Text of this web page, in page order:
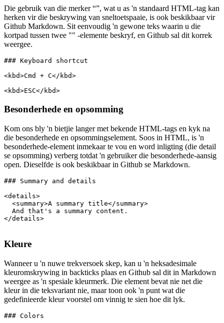
Sleutelbord kortpaaie
Die gebruik van die merker “”, wat u as 'n standaard HTML-tag kan
herken vir die beskrywing van sneltoetspaaie, is ook beskikbaar vir
Github Markdown. Sit eenvoudig 'n gewone teks waarin u die
kortpad tussen twee "" -elemente beskryf, en Github sal dit korrek
weergee.
### Keyboard shortcut
<kbd>Cmd + C</kbd>
Besonderhede en opsomming
Kom ons bly 'n bietjie langer met bekende HTML-tags en kyk na
die besonderhede en opsommingselement. Soos in HTML, is 'n
besonderhede-element inmekaar te vou en word inligting (die detail
se opsomming) verberg totdat 'n gebruiker die besonderhede-aansig
open. Dieselfde is ook beskikbaar in Github se Markdown.
### Summary and details
  And that's a summary content.
Kleure
Wanneer u 'n nuwe trekversoek skep, kan u 'n heksadesimale
kleuromskrywing in backticks plaas en Github sal dit in Markdown
weergee as 'n spesiale kleurmerk. Die element bevat nie net die